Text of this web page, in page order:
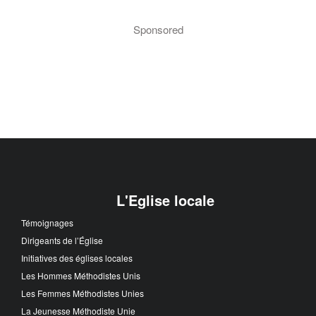
Sponsored
L'Eglise locale
Témoignages
Dirigeants de l’Église
Initiatives des églises locales
Les Hommes Méthodistes Unis
Les Femmes Méthodistes Unies
La Jeunesse Méthodiste Unie